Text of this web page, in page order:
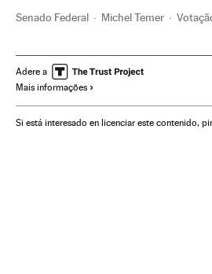
Senado Federal Michel Temer
Câmara Deputados Impeachment
Vice-presidente Brasil
Presidente Brasil Presidência Brasil
Adere a
Mais informações
Si está interesado en licenciar este contenido,